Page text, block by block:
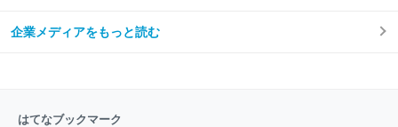
企業メディアをもっと読む
はてなブックマーク